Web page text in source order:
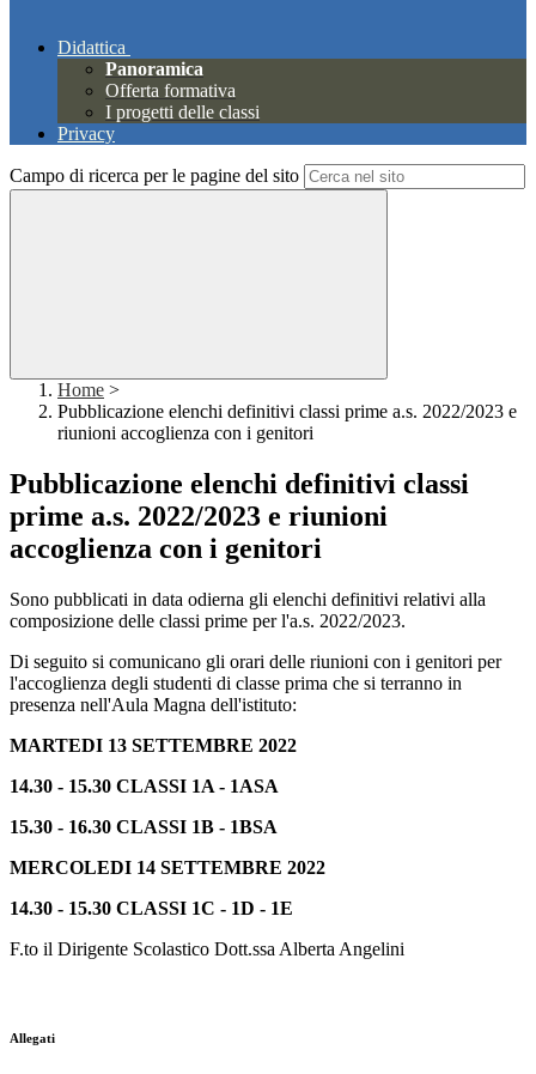
Didattica
Panoramica
Offerta formativa
I progetti delle classi
Privacy
Campo di ricerca per le pagine del sito
Home >
Pubblicazione elenchi definitivi classi prime a.s. 2022/2023 e
riunioni accoglienza con i genitori
Pubblicazione elenchi definitivi classi
prime a.s. 2022/2023 e riunioni
accoglienza con i genitori
Sono pubblicati in data odierna gli elenchi definitivi relativi alla
composizione delle classi prime per l'a.s. 2022/2023.
Di seguito si comunicano gli orari delle riunioni con i genitori per
l'accoglienza degli studenti di classe prima che si terranno in
presenza nell'Aula Magna dell'istituto:
MARTEDI 13 SETTEMBRE 2022
14.30 - 15.30 CLASSI 1A - 1ASA
15.30 - 16.30 CLASSI 1B - 1BSA
MERCOLEDI 14 SETTEMBRE 2022
14.30 - 15.30 CLASSI 1C - 1D - 1E
F.to il Dirigente Scolastico Dott.ssa Alberta Angelini
Allegati